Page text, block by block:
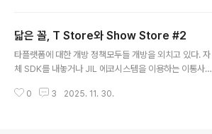
의 시장Nielsen의 보고서에 의하면 전체 모바일 인터넷
사용자중 남성의 비중이 53%를 차지하여 여성보다 약간
높은 수치를 보이고 있다. Mobile Web 사이트 사용을 성
3%나 성장하여 점차로 여성의 이용이 많아지고 있음을 알
닯은 꼴, T Store와 Show Store #2
타플랫폼에 대한 개방 정책모두들 개방을 외치고 있다. 자
체 SDK를 내놓거나 JIL 에코시스템을 이용하는 이통사들
허가하고 있으며, 타이통사 네트워크를 이용해서 접근하는
0 3 2025. 11. 30.